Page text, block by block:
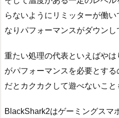
らないようにリミッターが働
なりパフォーマンスがダウンし
重たい処理の代表といえばや
がパフォーマンスを必要とす
だとカクカクして遊べないこと
BlackShark2はゲーミングスマ